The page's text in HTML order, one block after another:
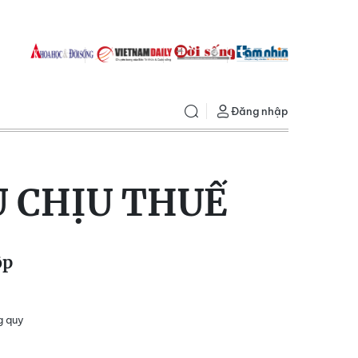
Đăng nhập
CHỊU THUẾ
quy